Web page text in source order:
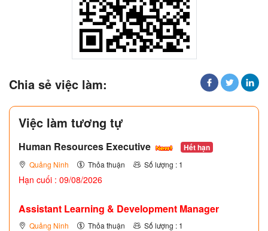
Chia sẻ việc làm:
Việc làm tương tự
Human Resources Executive Hết hạn
Quảng Ninh Thỏa thuận Số lượng : 1
Hạn cuối : 09/08/2026
Assistant Learning & Development Manager
Quảng Ninh Thỏa thuận Số lượng : 1